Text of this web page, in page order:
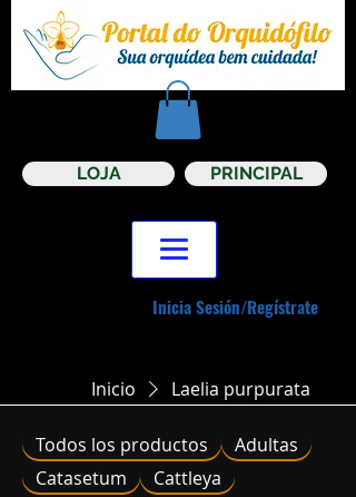
Inicia Sesión/Regístrate
LOJA PRINCIPAL
Inicio Laelia purpurata
Todos los productos
Adultas
Catasetum
Cattleya